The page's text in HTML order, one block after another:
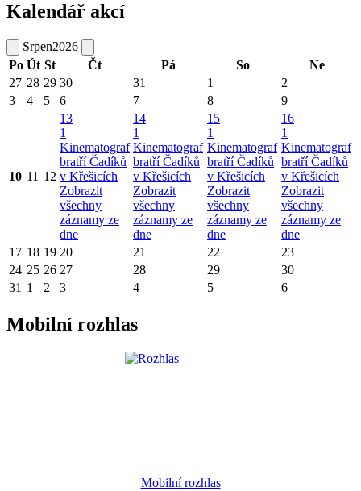
Kalendář akcí
Srpen2026
Po Út St Čt Pá So
Ne
27 28 29 30 31 1
2
3
4 5 6 7 8 9
10 11 12
13
1
Kinematograf
bratří Čadíků
v Křešicích
Zobrazit
všechny
záznamy ze
dne
14
1
Kinematograf
bratří Čadíků
v Křešicích
Zobrazit
všechny
záznamy ze
dne
15
1
Kinematograf
bratří Čadíků
v Křešicích
Zobrazit
všechny
záznamy ze
dne
16
1
Kinematograf
bratří Čadíků
v Křešicích
Zobrazit
všechny
záznamy ze
dne
17 18 19 20 21 22
23
24 25 26 27 28 29
30
31 1 2 3 4 5 6
Mobilní rozhlas
Mobilní rozhlas